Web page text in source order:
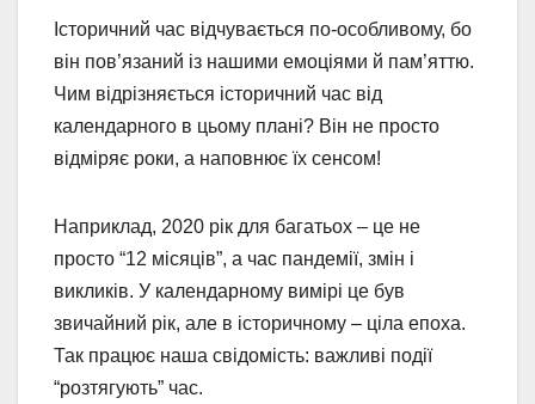
Історичний час відчувається по-особливому, бо
він пов’язаний із нашими емоціями й пам’яттю.
Чим відрізняється історичний час від
календарного в цьому плані? Він не просто
відміряє роки, а наповнює їх сенсом!
Наприклад, 2020 рік для багатьох – це не
просто “12 місяців”, а час пандемії, змін і
викликів. У календарному вимірі це був
звичайний рік, але в історичному – ціла епоха.
Так працює наша свідомість: важливі події
“розтягують” час.